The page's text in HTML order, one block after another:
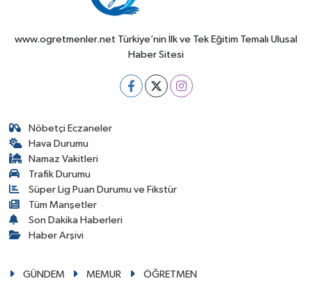
www.ogretmenler.net Türkiye’nin İlk ve Tek Eğitim Temalı Ulusal
Haber Sitesi
Nöbetçi Eczaneler
Hava Durumu
Namaz Vakitleri
Trafik Durumu
Süper Lig Puan Durumu ve Fikstür
Tüm Manşetler
Son Dakika Haberleri
Haber Arşivi
GÜNDEM MEMUR
ÖĞRETMEN